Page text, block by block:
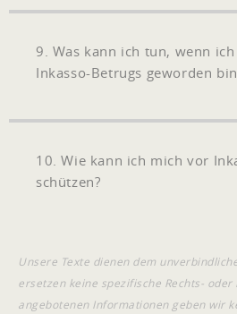
9. Was kann ich tun, wenn
Inkasso-Betrugs geworden
10. Wie kann ich mich vor
schützen?
Unsere Texte dienen dem
ersetzen keine spezifische Rechts- oder
angebotenen Informationen geben wir